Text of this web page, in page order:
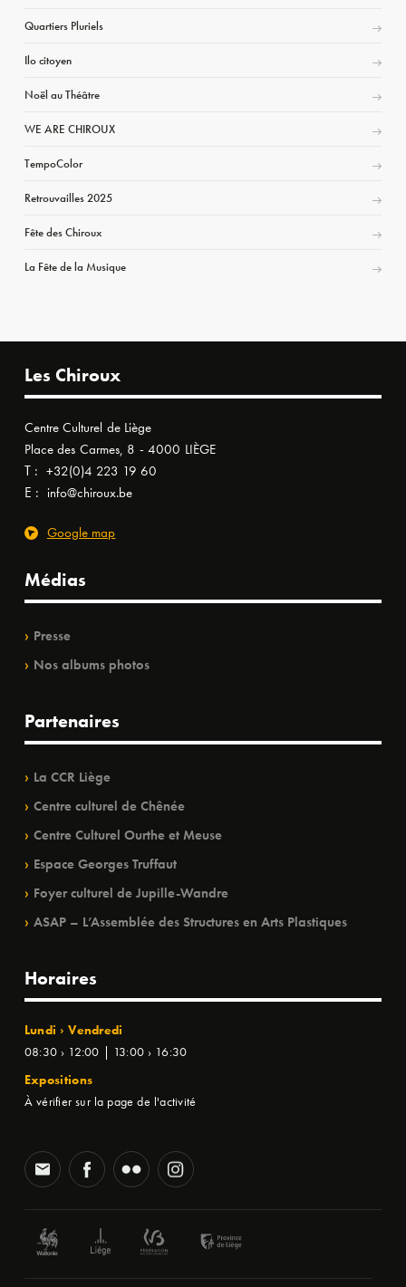
Quartiers Pluriels
Ilo citoyen
Noël au Théâtre
WE ARE CHIROUX
TempoColor
Retrouvailles 2025
Fête des Chiroux
La Fête de la Musique
Les Chiroux
Centre Culturel de Liège
Place des Carmes, 8 - 4000 LIÈGE
T : +32(0)4 223 19 60
E : info@chiroux.be
Google map
Médias
Presse
Nos albums photos
Partenaires
La CCR Liège
Centre culturel de Chênée
Centre Culturel Ourthe et Meuse
Espace Georges Truffaut
Foyer culturel de Jupille-Wandre
ASAP – L’Assemblée des Structures en Arts Plastiques
Horaires
Lundi › Vendredi
08:30 › 12:00 | 13:00 › 16:30
Expositions
À vérifier sur la page de l'activité